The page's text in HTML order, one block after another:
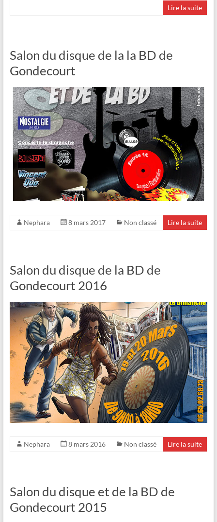
Lire la suite
Salon du disque de la la BD de
Gondecourt
Nephara 8 mars 2017 Non classé Lire la suite
Salon du disque de la BD de
Gondecourt 2016
Nephara 8 mars 2016 Non classé Lire la suite
Salon du disque et de la BD de
Gondecourt 2015